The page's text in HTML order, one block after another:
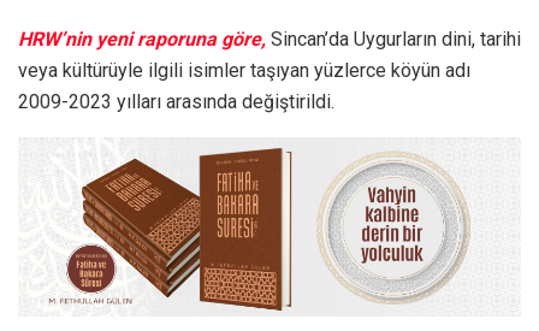
HRW’nin yeni raporuna göre, Sincan’da Uygurların dini, tarihi
veya kültürüyle ilgili isimler taşıyan yüzlerce köyün adı
2009-2023 yılları arasında değiştirildi.